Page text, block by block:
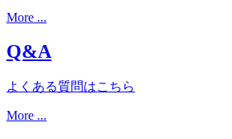
More ...
Q&A
よくある質問はこちら
More ...